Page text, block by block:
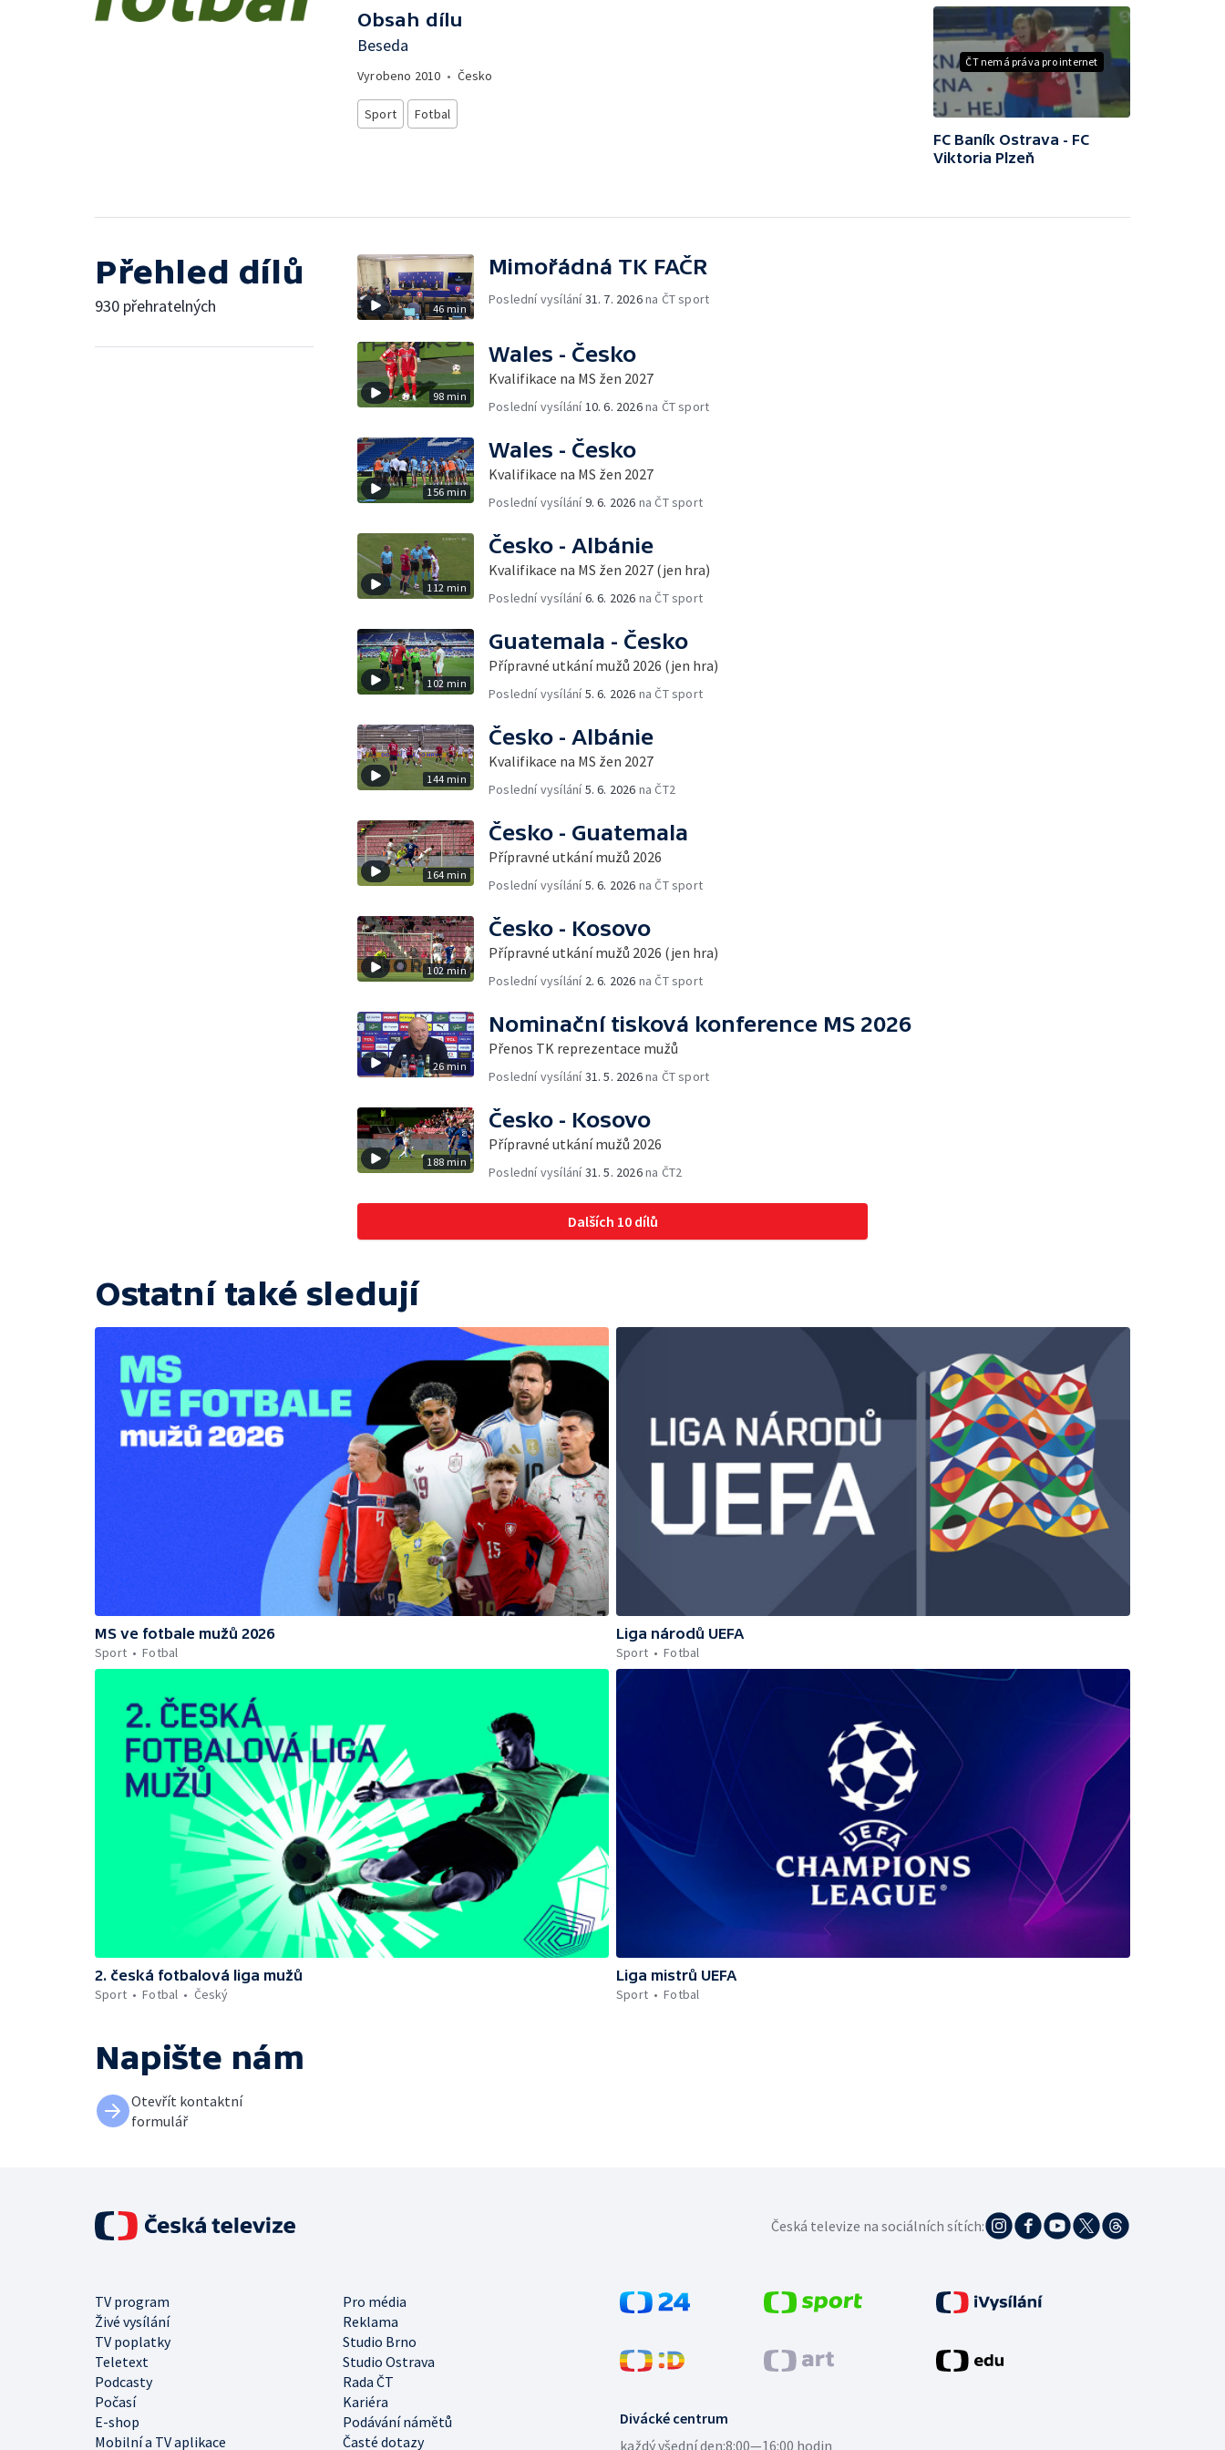
Obsah dílu
Beseda
Vyrobeno 2010 • Česko
Sport Fotbal
ČT nemá práva pro internet
FC Baník Ostrava - FC
Viktoria Plzeň
Přehled dílů
930 přehratelných 46 min
Mimořádná TK FAČR
Poslední vysílání31. 7. 2026na ČT sport
98 min
Wales - Česko
Kvalifikace na MS žen 2027
Poslední vysílání 10. 6. 2026na ČT sport
156 min
Wales - Česko
Kvalifikace na MS žen 2027
Poslední vysílání9. 6. 2026 na ČT sport
112 min
Česko - Albánie
Kvalifikace na MS žen 2027 (jen hra)
Poslední vysílání6. 6. 2026 na ČT sport
102 min
Guatemala - Česko
Přípravné utkání mužů 2026 (jen hra)
Poslední vysílání5. 6. 2026 na ČT sport
144 min
Česko - Albánie
Kvalifikace na MS žen 2027
Poslední vysílání5. 6. 2026 na ČT2
164 min
Česko - Guatemala
Přípravné utkání mužů 2026
Poslední vysílání5. 6. 2026 na ČT sport
102 min
Česko - Kosovo
Přípravné utkání mužů 2026 (jen hra)
Poslední vysílání 2. 6. 2026 na ČT sport
26 min
Nominační tisková konference MS 2026
Přenos TK reprezentace mužů
Poslední vysílání31. 5. 2026na ČT sport
188 min
Česko - Kosovo
Přípravné utkání mužů 2026
Poslední vysílání31. 5. 2026na ČT2
Dalších 10 dílů
Ostatní také sledují
MS ve fotbale mužů 2026
Sport
Fotbal
Liga národů UEFA
Sport
Fotbal
2. česká fotbalová liga mužů
Sport
Fotbal Český
Liga mistrů UEFA
Sport
Fotbal
Napište nám
Otevřít kontaktní
formulář
Divácké centrum
každý všední den:8:00—16:00 hodin
TV program
Pro média
Živé vysílání
Reklama
TV poplatky
Studio Brno
Teletext
Studio Ostrava
Podcasty
Rada ČT
Počasí
Kariéra
E-shop
Podávání námětů
Mobilní a TV aplikace
Časté dotazy
Česká televize na sociálních sítích: